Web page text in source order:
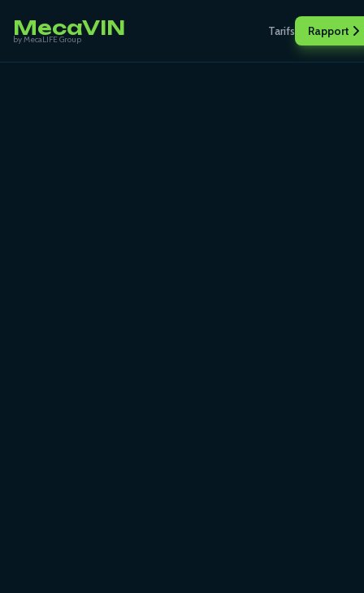
MecaVIN
by MecaLIFE Group
Tarifs Rapport